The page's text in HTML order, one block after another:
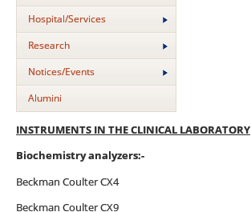
Hospital/Services
Research
Notices/Events
Alumini
INSTRUMENTS IN THE CLINICAL LABORATORY
Biochemistry analyzers:-
Beckman Coulter CX4
Beckman Coulter CX9